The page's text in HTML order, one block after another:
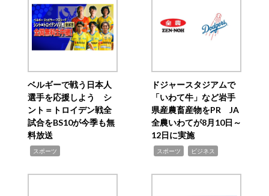
ベルギーで戦う日本人
選手を応援しよう シ
ント＝トロイデン戦全
試合をBS10が今季も無
料放送
スポーツ
ドジャースタジアムで
「いわて牛」など岩手
県産農畜産物をPR JA
全農いわてが8月10日～
12日に実施
スポーツ ビジネス